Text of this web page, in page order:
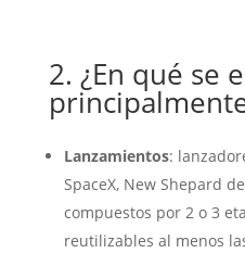
2. ¿En qué se
Lanzamientos:
SpaceX, New Shepard
compuestos por 2 o 3
reutilizables al menos